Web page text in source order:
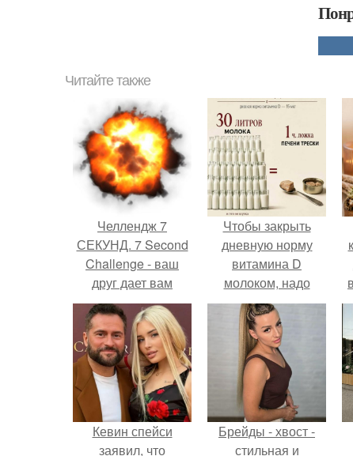
Читайте также
Челлендж 7
СЕКУНД. 7 Second
Challenge - ваш
друг дает вам
задание, вы
должны выполнить
его всего за 7
секунд.
Чтобы закрыть
дневную норму
витамина D
молоком, надо
выпить 30 литров
или съесть одну
чайную ложку
печени трески.
Кевин спейси
заявил, что
Брейды - хвост -
стильная и